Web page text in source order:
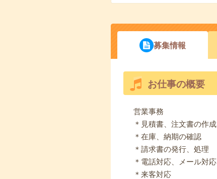
募集情報
お仕事の概要
営業事務
＊見積書、注文書の作成
＊在庫、納期の確認
＊請求書の発行、処理
＊電話対応、メール対応
＊来客対応